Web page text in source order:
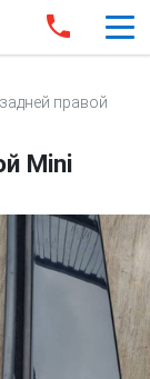
правой
Mini